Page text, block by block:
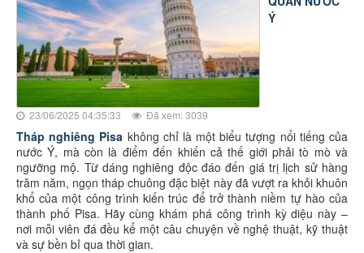
Ý
23/06/2025 04:35:33 Đã xem: 3039
Tháp nghiêng Pisa không chỉ là một biểu tượng nổi tiếng của
nước Ý, mà còn là điểm đến khiến cả thế giới phải tò mò và
ngưỡng mộ. Từ dáng nghiêng độc đáo đến giá trị lịch sử hàng
trăm năm, ngọn tháp chuông đặc biệt này đã vượt ra khỏi khuôn
khổ của một công trình kiến trúc để trở thành niềm tự hào của
thành phố Pisa. Hãy cùng khám phá công trình kỳ diệu này –
nơi mỗi viên đá đều kể một câu chuyện về nghệ thuật, kỹ thuật
và sự bền bỉ qua thời gian.